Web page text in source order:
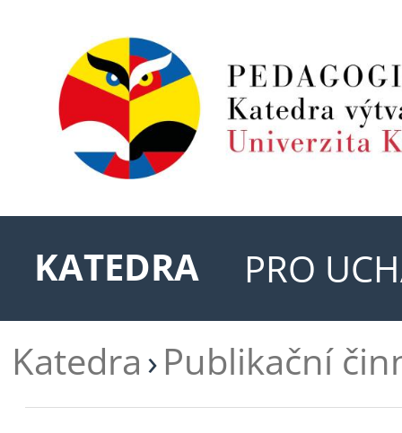
KATEDRA
PRO
Katedra Publikační